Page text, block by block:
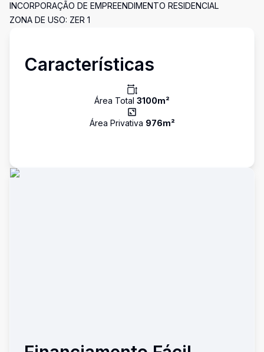
INCORPORAÇÃO DE EMPREENDIMENTO RESIDENCIAL
ZONA DE USO: ZER 1
Características
Área Total 3100m²
Área Privativa 976m²